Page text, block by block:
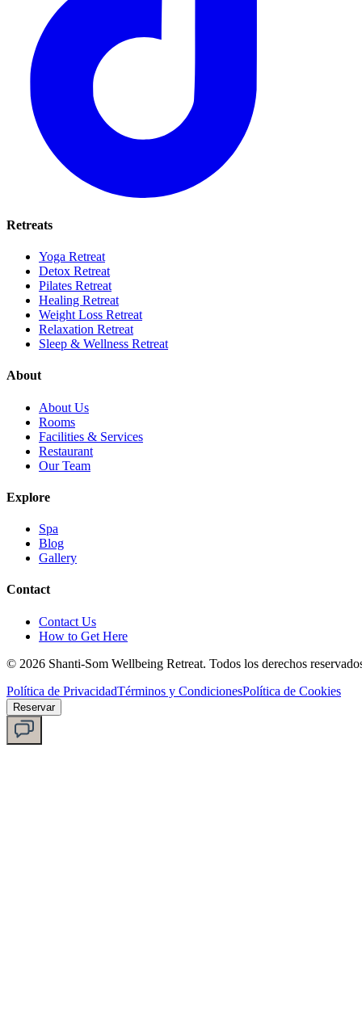
Retreats
Yoga Retreat
Detox Retreat
Pilates Retreat
Healing Retreat
Weight Loss Retreat
Relaxation Retreat
Sleep & Wellness Retreat
About
About Us
Rooms
Facilities & Services
Restaurant
Our Team
Explore
Spa
Blog
Gallery
Contact
Contact Us
How to Get Here
© 2026 Shanti-Som Wellbeing Retreat. Todos los derechos
Política de PrivacidadTérminos y CondicionesPolítica de Cookies
Reservar